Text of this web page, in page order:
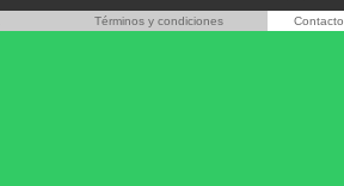
Términos y condiciones Contacto